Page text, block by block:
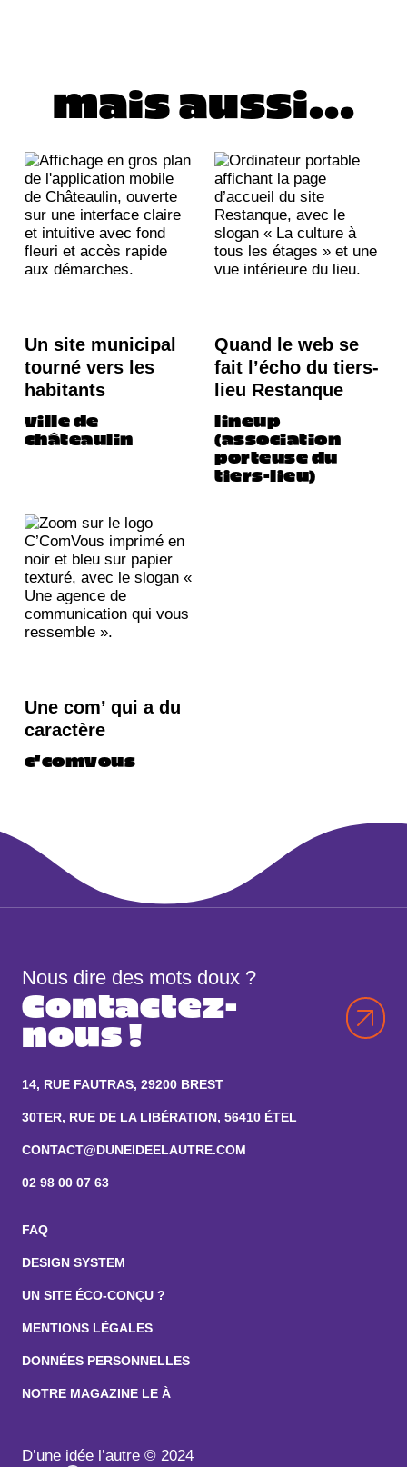
mais aussi...
Un site municipal
tourné vers les
habitants
ville de
châteaulin
Quand le web se
fait l’écho du tiers-
lieu Restanque
lineup
(association
porteuse du
tiers-lieu)
Une com’ qui a du
caractère
c'comvous
Nous dire des mots doux ?
Contactez-
nous !
14, RUE FAUTRAS, 29200 BREST
30TER, RUE DE LA LIBÉRATION, 56410 ÉTEL
CONTACT@DUNEIDEELAUTRE.COM
02 98 00 07 63
D’une idée l’autre © 2024
FAQ
DESIGN SYSTEM
UN SITE ÉCO-CONÇU ?
MENTIONS LÉGALES
DONNÉES PERSONNELLES
NOTRE MAGAZINE LE À